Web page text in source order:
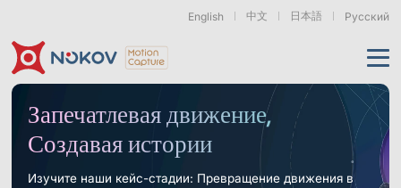
English 中文 日本語 Русский
Продукты
Поддержка
Запечатлевая движение,
Создавая истории
Изучите наши кейс-стадии: Превращение движения в